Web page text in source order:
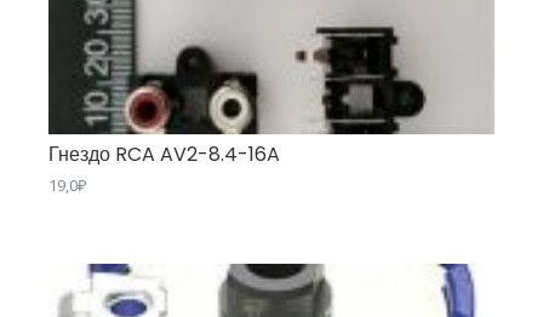
Гнездо RCA AV2-8.4-16A
19,0₽